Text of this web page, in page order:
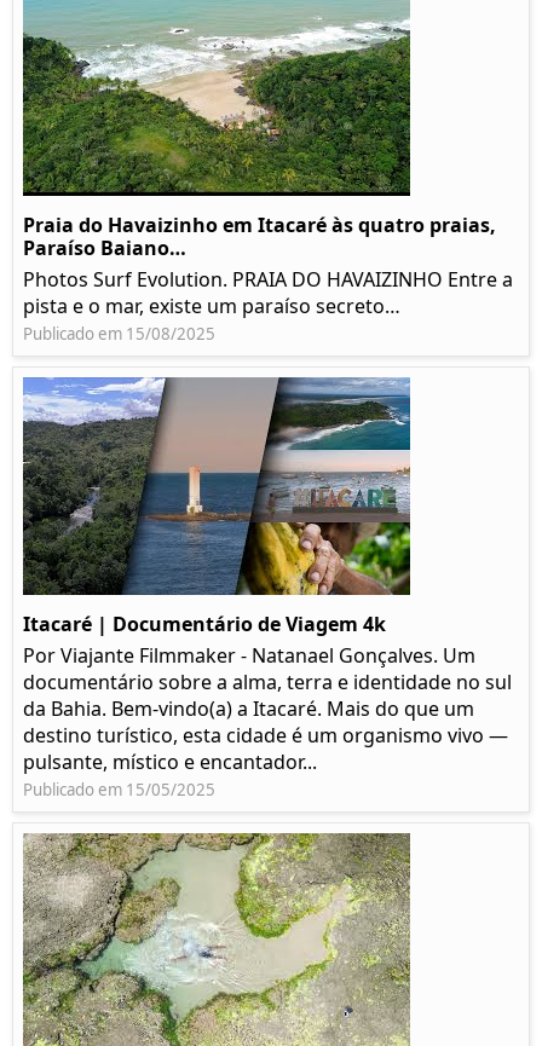
Praia do Havaizinho em Itacaré às quatro praias,
Paraíso Baiano…
Photos Surf Evolution. PRAIA DO HAVAIZINHO Entre a
pista e o mar, existe um paraíso secreto…
Publicado em 15/08/2025
Itacaré | Documentário de Viagem 4k
Por Viajante Filmmaker - Natanael Gonçalves. Um
documentário sobre a alma, terra e identidade no sul
da Bahia. Bem-vindo(a) a Itacaré. Mais do que um
destino turístico, esta cidade é um organismo vivo —
pulsante, místico e encantador...
Publicado em 15/05/2025